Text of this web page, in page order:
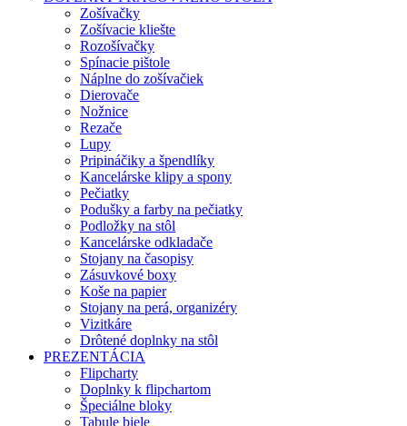
Zošívačky
Zošívacie kliešte
Rozošívačky
Spínacie pištole
Náplne do zošívačiek
Dierovače
Nožnice
Rezače
Lupy
Pripináčiky a špendlíky
Kancelárske klipy a spony
Pečiatky
Podušky a farby na pečiatky
Podložky na stôl
Kancelárske odkladače
Stojany na časopisy
Zásuvkové boxy
Koše na papier
Stojany na perá, organizéry
Vizitkáre
Drôtené doplnky na stôl
PREZENTÁCIA
Flipcharty
Doplnky k flipchartom
Špeciálne bloky
Tabule biele